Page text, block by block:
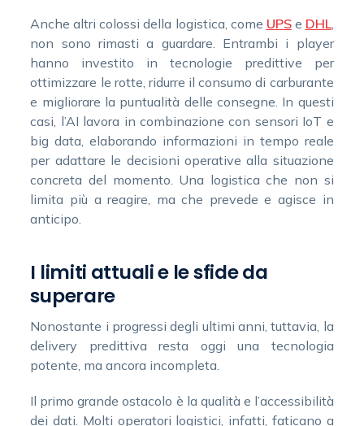
Anche altri colossi della logistica, come UPSe DHL,
non sono rimasti a guardare. Entrambi i player
hanno investito in tecnologie predittive per
ottimizzare le rotte, ridurre il consumo di carburante
e migliorare la puntualità delle consegne. In questi
casi, l’AI lavora in combinazione con sensori IoT e
big data, elaborando informazioni in tempo reale
per adattare le decisioni operative alla situazione
concreta del momento. Una logistica che non si
limita più a reagire, ma che prevede e agisce in
anticipo.
I limiti attuali e le sfide da
superare
Nonostante i progressi degli ultimi anni, tuttavia, la
delivery predittiva resta oggi una tecnologia
potente, ma ancora incompleta.
Il primo grande ostacolo è la qualità e l’accessibilità
dei dati. Molti operatori logistici, infatti, faticano a